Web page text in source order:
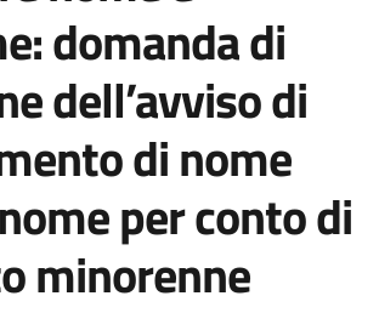
domanda di
dell’avviso di
di nome
per conto di
minorenne